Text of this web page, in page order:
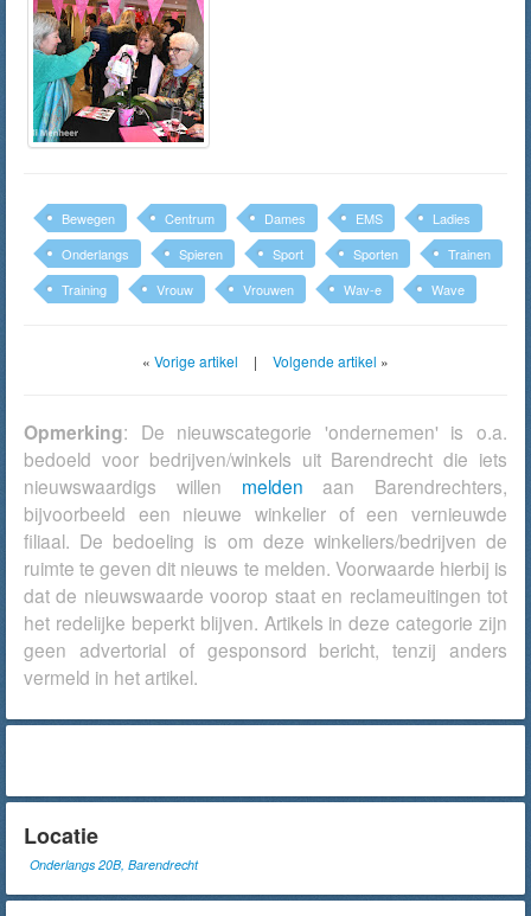
Bewegen Centrum Dames EMS
Ladies
Onderlangs
Spieren Sport Sporten
Trainen
Training
Vrouw Vrouwen Wav-e Wave
« Vorige artikel | Volgende artikel »
Opmerking: De nieuwscategorie 'ondernemen' is o.a.
bedoeld voor bedrijven/winkels uit Barendrecht die iets
nieuwswaardigs willen melden aan Barendrechters,
bijvoorbeeld een nieuwe winkelier of een vernieuwde
filiaal. De bedoeling is om deze winkeliers/bedrijven de
ruimte te geven dit nieuws te melden. Voorwaarde hierbij is
dat de nieuwswaarde voorop staat en reclameuitingen tot
het redelijke beperkt blijven. Artikels in deze categorie zijn
geen advertorial of gesponsord bericht, tenzij anders
vermeld in het artikel.
Locatie
Onderlangs 20B, Barendrecht